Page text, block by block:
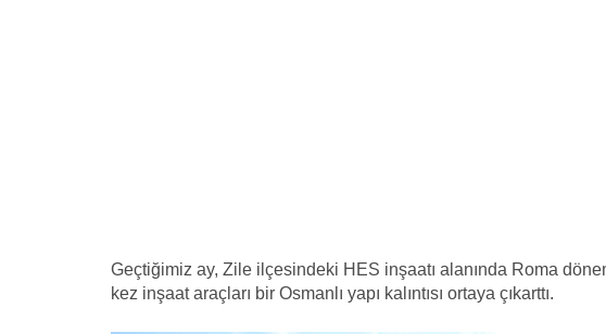
Geçtiğimiz ay, Zile ilçesindeki HES inşaatı alanında Roma
kez inşaat araçları bir Osmanlı yapı kalıntısı ortaya çıkarttı.